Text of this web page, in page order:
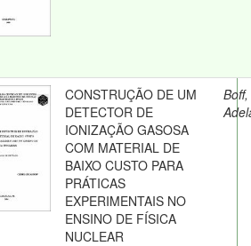
CONSTRUÇÃO DE UM
DETECTOR DE
IONIZAÇÃO GASOSA
COM MATERIAL DE
BAIXO CUSTO PARA
PRÁTICAS
EXPERIMENTAIS NO
ENSINO DE FÍSICA
NUCLEAR